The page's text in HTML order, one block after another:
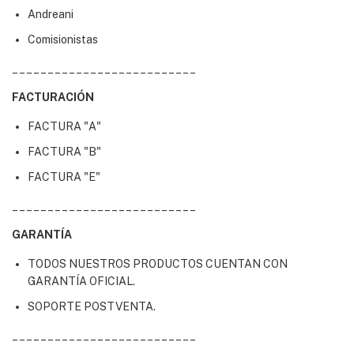
Andreani
Comisionistas
FACTURACIÓN
FACTURA "A"
FACTURA "B"
FACTURA "E"
GARANTÍA
TODOS NUESTROS PRODUCTOS CUENTAN CON
GARANTÍA OFICIAL.
SOPORTE POSTVENTA.